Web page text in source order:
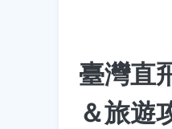
臺灣直
＆旅遊